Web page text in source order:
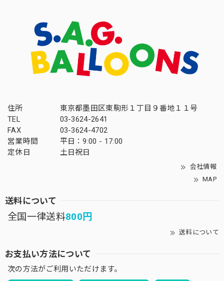
住所
東京都墨田区東駒形１丁目９番地１１号
TEL
03-3624-2641
FAX
03-3624-4702
営業時間
平日：9:00 - 17:00
定休日
土日祝日
会社情報
MAP
送料について
全国一律送料800円
送料について
お支払い方法について
次の方法がご利用いただけます。